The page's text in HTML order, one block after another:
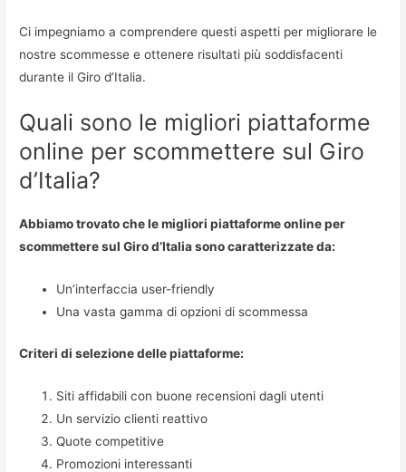
Ci impegniamo a comprendere questi aspetti per migliorare le
nostre scommesse e ottenere risultati più soddisfacenti
durante il Giro d’Italia.
Quali sono le migliori piattaforme
online per scommettere sul Giro
d’Italia?
Abbiamo trovato che le migliori piattaforme online per
scommettere sul Giro d’Italia sono caratterizzate da:
Un’interfaccia user-friendly
Una vasta gamma di opzioni di scommessa
Criteri di selezione delle piattaforme:
Siti affidabili con buone recensioni dagli utenti
Un servizio clienti reattivo
Quote competitive
Promozioni interessanti